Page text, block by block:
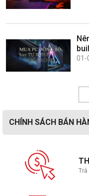
01-
CHÍNH SÁCH BÁN
Trả